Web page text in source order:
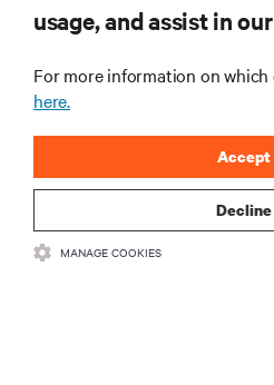
Inscreva-se para obter as
mais importantes da
mais recentes e insights
gerenciamento de
usage, and assist in
For more information on which
here.
Accept
MANAGE COOKIES